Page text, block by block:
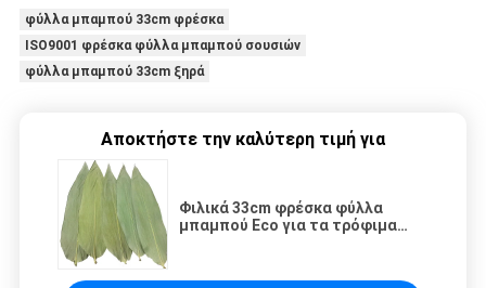
φύλλα μπαμπού 33cm φρέσκα
ISO9001 φρέσκα φύλλα μπαμπού σουσιών
φύλλα μπαμπού 33cm ξηρά
Αποκτήστε την καλύτερη τιμή για
Φιλικά 33cm φρέσκα φύλλα
μπαμπού Eco για τα τρόφιμα